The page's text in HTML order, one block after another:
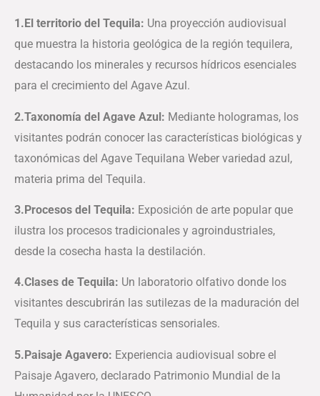
1.​El territorio del Tequila: Una proyección audiovisual
que muestra la historia geológica de la región tequilera,
destacando los minerales y recursos hídricos esenciales
para el crecimiento del Agave Azul.
2.​Taxonomía del Agave Azul: Mediante hologramas, los
visitantes podrán conocer las características biológicas y
taxonómicas del Agave Tequilana Weber variedad azul,
materia prima del Tequila.
3.​Procesos del Tequila: Exposición de arte popular que
ilustra los procesos tradicionales y agroindustriales,
desde la cosecha hasta la destilación.
4.​Clases de Tequila: Un laboratorio olfativo donde los
visitantes descubrirán las sutilezas de la maduración del
Tequila y sus características sensoriales.
5.​Paisaje Agavero: Experiencia audiovisual sobre el
Paisaje Agavero, declarado Patrimonio Mundial de la